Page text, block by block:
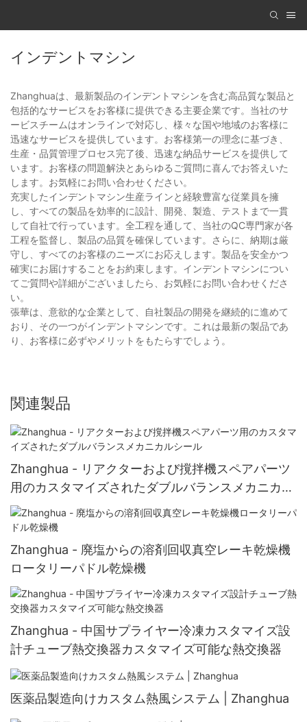
インデントマシン
Zhanghuaは、最新製品のインデントマシンを含む高品質な製品と
包括的なサービスをお客様に提供できる主要企業です。当社のサ
ービスチームはオンラインで対応し、様々な国や地域のお客様に
迅速なサービスを提供しています。お客様第一の理念に基づき、
生産・品質管理プロセス完了後、迅速な納品サービスを提供して
います。お客様の問題解決とあらゆるご質問に喜んでお答えいた
します。お気軽にお問い合わせください。
充実したインデントマシン生産ラインと経験豊富な従業員を擁
し、すべての製品を効率的に設計、開発、製造、テストまで一貫
して自社で行っています。全工程を通して、当社のQC専門家が各
工程を監督し、製品の品質を確保しています。さらに、納期は厳
守し、すべてのお客様のニーズにお応えします。製品を安全かつ
確実にお届けすることをお約束します。インデントマシンについ
てご質問や詳細がございましたら、お気軽にお問い合わせくださ
い。
張華は、意欲的な企業として、自社製品の開発を継続的に進めて
おり、その一つがインデントマシンです。これは最新の製品であ
り、お客様に必ずやメリットをもたらすでしょう。
関連製品
Zhanghua - リアクターおよび撹拌機スペアパーツ
用のカスタマイズされたダブルバランスメカニカル
シール
Zhanghua - 廃塩からの溶剤回収真空レーキ乾燥機
ロータリーパドル乾燥機
Zhanghua - 中国サプライヤー冷凍カスタマイズ設
計チューブ熱交換器カスタマイズ可能な熱交換器
医薬品製造向けカスタム熱風システム | Zhanghua